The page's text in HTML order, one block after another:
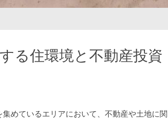
る住環境と不動産投資
めているエリアにおいて、不動産や土地に関